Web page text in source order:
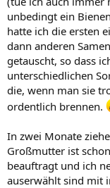
unbedingt ein
hatte ich die ersten
dann anderen
getauscht, so dass
unterschiedlichen
die, wenn man sie
ordentlich brennen.
In zwei Monate
Großmutter ist
beauftragt und ich
auserwählt sind mit